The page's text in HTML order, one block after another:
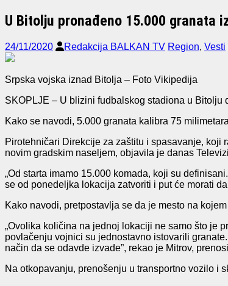
U Bitolju pronađeno 15.000 granata
24/11/2020 Redakcija BALKAN TV Region, Vesti
Srpska vojska iznad Bitolja – Foto Vikipedija
SKOPLJE – U blizini fudbalskog stadiona u Bitolju
Kako se navodi, 5.000 granata kalibra 75
Pirotehničari Direkcije za zaštitu i spasavanje, koji
novim gradskim naseljem, objavila je danas
„Od starta imamo 15.000 komada, koji su
se od ponedeljka lokacija zatvoriti i put će morati
Kako navodi, pretpostavlja se da je mesto na
„Ovolika količina na jednoj lokaciji ne samo što je
povlačenju vojnici su jednostavno istovarili
način da se odavde izvade”, rekao je Mitrov,
Na otkopavanju, prenošenju u transportno vozilo i